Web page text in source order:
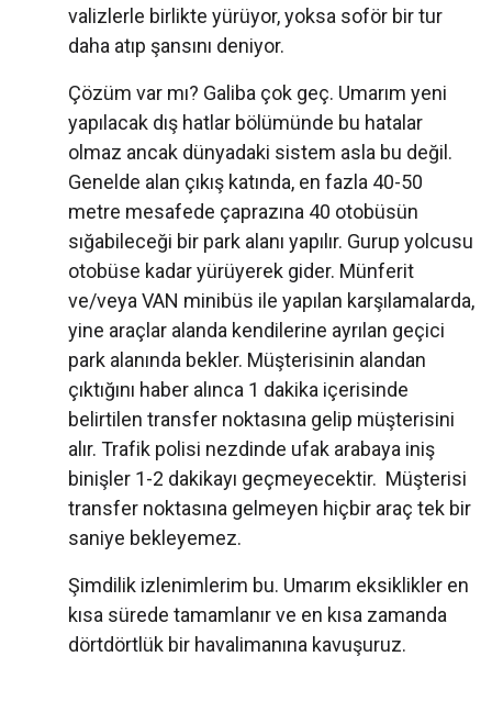
valizlerle birlikte yürüyor, yoksa soför bir tur
daha atıp şansını deniyor.
Çözüm var mı? Galiba çok geç. Umarım yeni
yapılacak dış hatlar bölümünde bu hatalar
olmaz ancak dünyadaki sistem asla bu değil.
Genelde alan çıkış katında, en fazla 40-50
metre mesafede çaprazına 40 otobüsün
sığabileceği bir park alanı yapılır. Gurup yolcusu
otobüse kadar yürüyerek gider. Münferit
ve/veya VAN minibüs ile yapılan karşılamalarda,
yine araçlar alanda kendilerine ayrılan geçici
park alanında bekler. Müşterisinin alandan
çıktığını haber alınca 1 dakika içerisinde
belirtilen transfer noktasına gelip müşterisini
alır. Trafik polisi nezdinde ufak arabaya iniş
binişler 1-2 dakikayı geçmeyecektir. Müşterisi
transfer noktasına gelmeyen hiçbir araç tek bir
saniye bekleyemez.
Şimdilik izlenimlerim bu. Umarım eksiklikler en
kısa sürede tamamlanır ve en kısa zamanda
dörtdörtlük bir havalimanına kavuşuruz.